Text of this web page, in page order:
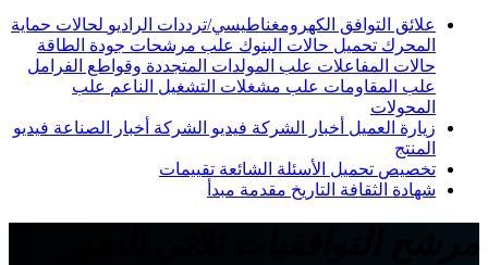
علائق التوافق الكهرومغناطيسي/ترددات الراديو لحالات حماية
المحرك تحميل حالات البنوك علب مرشحات جودة الطاقة
حالات المفاعلات علب المولدات المتجددة وقواطع الفرامل
علب المقاومات علب مشغلات التشغيل الناعم علب
المحولات
زيارة العميل أخبار الشركة فيديو الشركة أخبار الصناعة فيديو
المنتج
تخصيص تحميل الأسئلة الشائعة تقييمات
شهادة الثقافة التاريخ مقدمة مبدأ